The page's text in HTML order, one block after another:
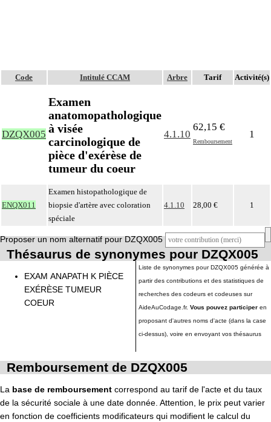
Code Intitulé CCAM Arbre Tarif Activité(s)
DZQX005
Examen
anatomopathologique
à visée
carcinologique de
pièce d'exérèse de
tumeur du coeur
4.1.10
62,15 €
Remboursement
1
ENQX011
Examen histopathologique de
biopsie d'artère avec coloration
spéciale
4.1.10 28,00 € 1
Proposer un nom alternatif pour DZQX005
Thésaurus de synonymes pour DZQX005
EXAM ANAPATH K PIÈCE
EXÉRÈSE TUMEUR
COEUR
Liste de synonymes pour DZQX005 générée à
partir des contributions et des statistiques de
recherches des codeurs et codeuses sur
AideAuCodage.fr. Vous pouvez participer en
proposant d'autres noms d'acte (dans la case
ci-dessus), voire en envoyant vos thésaurus
Remboursement de DZQX005
La base de remboursement correspond au tarif de l'acte et du taux
de la sécurité sociale à une date donnée. Attention, le prix peut varier
en fonction de coefficients modificateurs qui modifient le calcul du